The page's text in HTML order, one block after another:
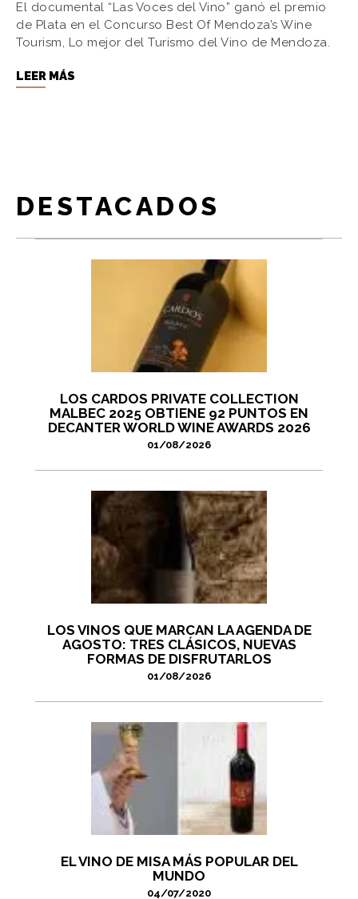
El documental “Las Voces del Vino” ganó el premio
de Plata en el Concurso Best Of Mendoza’s Wine
Tourism, Lo mejor del Turismo del Vino de Mendoza.
LEER MÁS
DESTACADOS
LOS CARDOS PRIVATE COLLECTION
MALBEC 2025 OBTIENE 92 PUNTOS EN
DECANTER WORLD WINE AWARDS 2026
01/08/2026
LOS VINOS QUE MARCAN LA AGENDA DE
AGOSTO: TRES CLÁSICOS, NUEVAS
FORMAS DE DISFRUTARLOS
01/08/2026
EL VINO DE MISA MÁS POPULAR DEL
MUNDO
04/07/2020